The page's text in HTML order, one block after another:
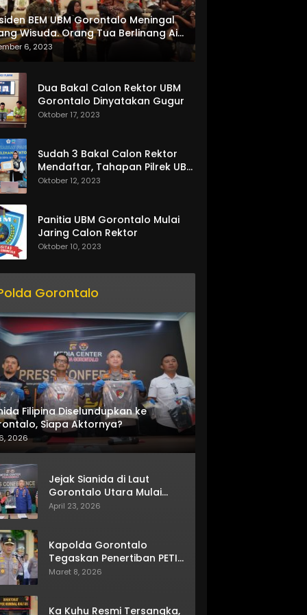
BEM UBM Gorontalo Meningal
Wisuda. Orang Tua Berlinang Air
Menerima SKL dan Pemasangan
6, 2023
Dua Bakal Calon Rektor UBM
Gorontalo Dinyatakan Gugur
Oktober 17, 2023
Sudah 3 Bakal Calon Rektor
Mendaftar, Tahapan Pilrek UBM
Gorontalo Makin Seru
Oktober 12, 2023
Panitia UBM Gorontalo Mulai
Jaring Calon Rektor
Oktober 10, 2023
Gorontalo
Filipina Diselundupkan ke
Siapa Aktornya?
2026
Jejak Sianida di Laut
Gorontalo Utara Mulai
Terkuak
April 23, 2026
Kapolda Gorontalo
Tegaskan Penertiban PETI
Terus Berjalan
Maret 8, 2026
Ka Kuhu Resmi Tersangka,